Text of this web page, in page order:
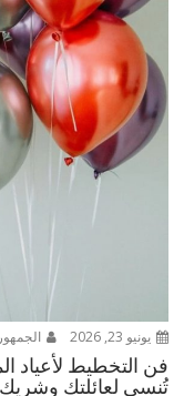
يونيو 23, 2026
فن التخطيط لأعياد
تُنسى لعائلتكِ